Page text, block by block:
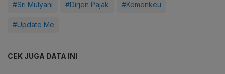
#Sri Mulyani #Dirjen Pajak #Kemenkeu
#Update Me
CEK JUGA DATA INI